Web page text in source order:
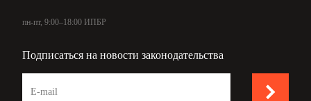
пн-пт, 9:00–18:00 ИПБР
Подписаться на новости законодательства